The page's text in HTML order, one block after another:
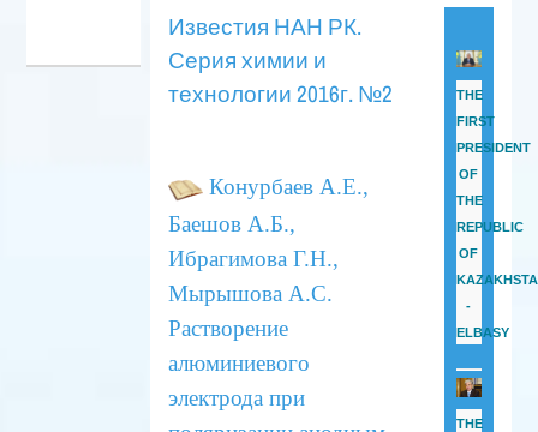
Известия НАН РК.
Серия химии и
технологии 2016г. №2
Конурбаев А.Е.,
Баешов А.Б.,
Ибрагимова Г.Н.,
Мырышова А.С.
Растворение
алюминиевого
электрода при
THE
FIRST
PRESIDENT
OF
THE
REPUBLIC
OF
-
ELBASY
THE